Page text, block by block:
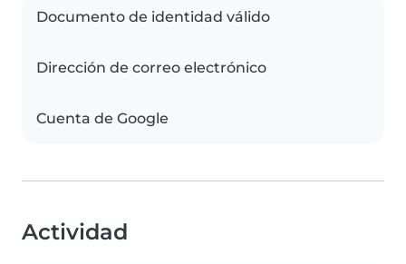
Documento de identidad válido
Dirección de correo electrónico
Cuenta de Google
Actividad